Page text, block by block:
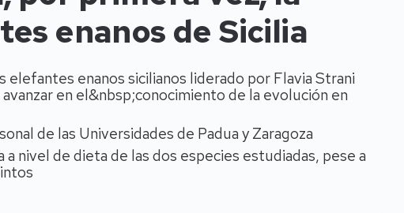
enanos de Sicilia
enanos sicilianos liderado por Flavia Strani
en el&nbsp;conocimiento de la evolución en
de las Universidades de Padua y Zaragoza
nivel de dieta de las dos especies estudiadas, pese a